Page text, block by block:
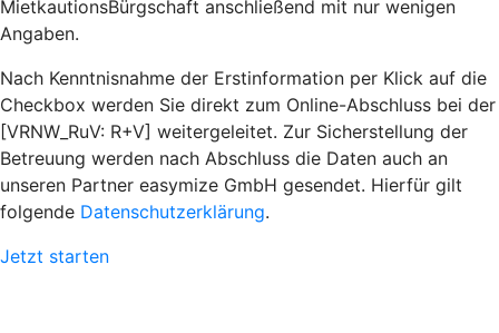
MietkautionsBürgschaft anschließend mit nur wenigen
Angaben.
Nach Kenntnisnahme der Erstinformation per Klick auf die
Checkbox werden Sie direkt zum Online-Abschluss bei der
[VRNW_RuV: R+V] weitergeleitet. Zur Sicherstellung der
Betreuung werden nach Abschluss die Daten auch an
unseren Partner easymize GmbH gesendet. Hierfür gilt
folgende Datenschutzerklärung.
Jetzt starten